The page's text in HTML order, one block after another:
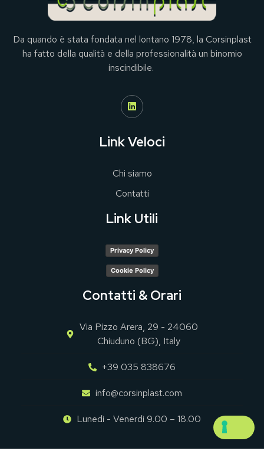
Da quando è stata fondata nel lontano 1978, la Corsinplast
ha fatto della qualità e della professionalità un binomio
inscindibile.
Link Veloci
Chi siamo
Contatti
Link Utili
Privacy Policy
Cookie Policy
Contatti & Orari
Via Pizzo Arera, 29 - 24060
Chiuduno (BG), Italy
+39 035 838676
info@corsinplast.com
Lunedì - Venerdì 9.00 – 18.00